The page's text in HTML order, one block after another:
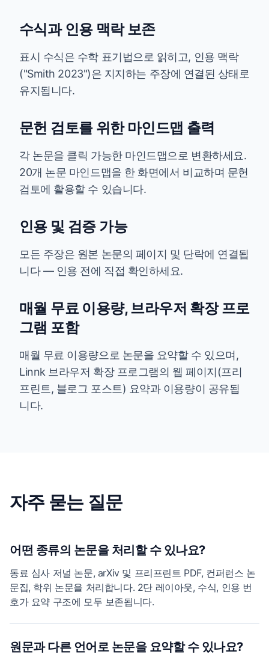
수식과 인용 맥락 보존
표시 수식은 수학 표기법으로 읽히고, 인용 맥락
("Smith 2023")은 지지하는 주장에 연결된 상태로
유지됩니다.
문헌 검토를 위한 마인드맵 출력
각 논문을 클릭 가능한 마인드맵으로 변환하세요.
20개 논문 마인드맵을 한 화면에서 비교하며 문헌
검토에 활용할 수 있습니다.
인용 및 검증 가능
모든 주장은 원본 논문의 페이지 및 단락에 연결됩
니다 — 인용 전에 직접 확인하세요.
매월 무료 이용량, 브라우저 확장 프로
그램 포함
매월 무료 이용량으로 논문을 요약할 수 있으며,
Linnk 브라우저 확장 프로그램의 웹 페이지(프리
프린트, 블로그 포스트) 요약과 이용량이 공유됩
니다.
자주 묻는 질문
어떤 종류의 논문을 처리할 수 있나요?
동료 심사 저널 논문, arXiv 및 프리프린트 PDF, 컨퍼런스 논
문집, 학위 논문을 처리합니다. 2단 레이아웃, 수식, 인용 번
호가 요약 구조에 모두 보존됩니다.
원문과 다른 언어로 논문을 요약할 수 있나요?